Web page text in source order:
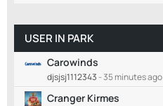
USER IN PARK
Carowinds
djsjsj1112343 -35 minutes ago
Cranger Kirmes